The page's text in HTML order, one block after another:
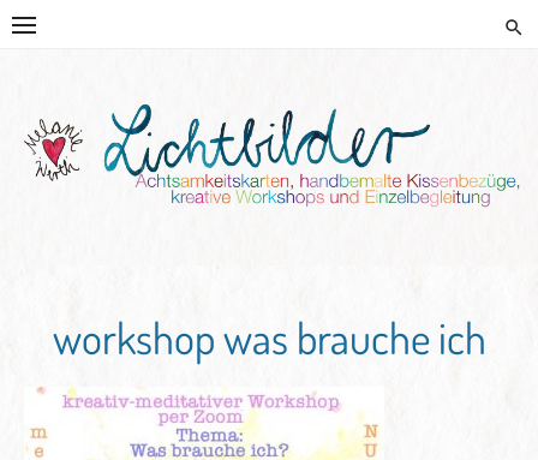
Skip
HANDGEMALTE KISSEN UND
KREATIVE BEGLEITUNG
workshop was brauche ich